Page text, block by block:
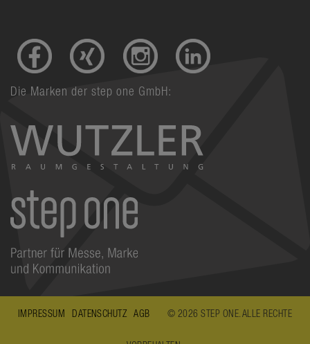
Die Marken der step one GmbH:
IMPRESSUM DATENSCHUTZ AGB © 2026 STEP ONE. ALLE RECHTE